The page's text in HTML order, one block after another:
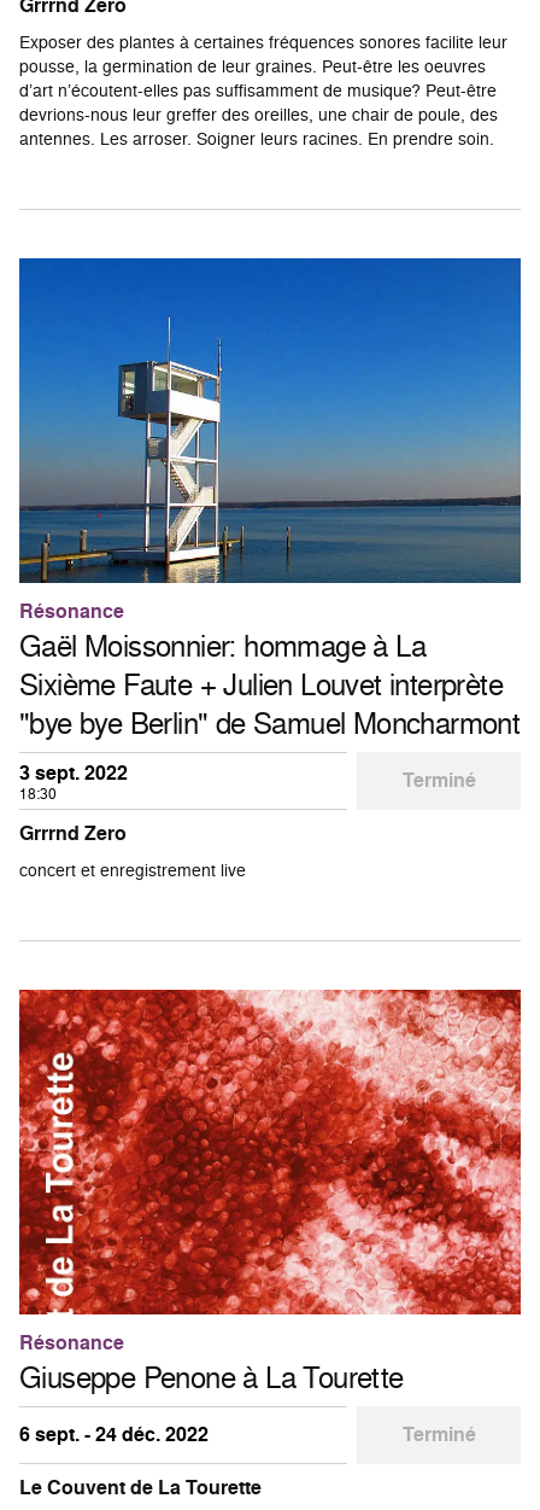
Grrrnd Zero
Exposer des plantes à certaines fréquences sonores facilite leur
pousse, la germination de leur graines. Peut-être les oeuvres
d’art n’écoutent-elles pas suffisamment de musique? Peut-être
devrions-nous leur greffer des oreilles, une chair de poule, des
antennes. Les arroser. Soigner leurs racines. En prendre soin.
Résonance
Gaël Moissonnier: hommage à La
Sixième Faute + Julien Louvet interprète
"bye bye Berlin" de Samuel Moncharmont
3 sept. 2022
18:30
Terminé
Grrrnd Zero
concert et enregistrement live
Résonance
Giuseppe Penone à La Tourette
6 sept. - 24 déc. 2022
Terminé
Le Couvent de La Tourette